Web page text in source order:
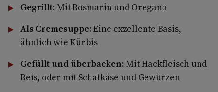
Gegrillt: Mit Rosmarin und Oregano
Als Cremesuppe: Eine exzellente Basis,
ähnlich wie Kürbis
Gefüllt und überbacken: Mit Hackfleisch und
Reis, oder mit Schafkäse und Gewürzen